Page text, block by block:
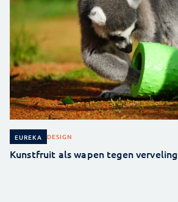
EUREKA DESIGN
Kunstfruit als wapen tegen verveling